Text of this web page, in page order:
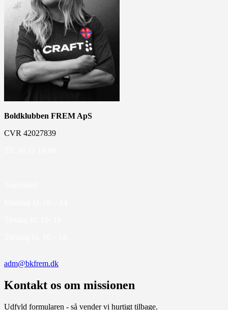
Boldklubben FREM ApS
CVR 42027839
adm@bkfrem.dk
Kontakt os om missionen
Udfyld formularen - så vender vi hurtigt tilbage.